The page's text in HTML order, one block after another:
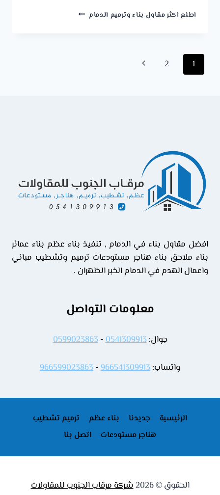
اطلع اكثر مقاول بناء وترميم الدمام تركيب
تنقل
1
2
الصفحة
افضل مقاول بناء في الدمام , تنفيذ بناء عظم بناء عمائر
بناء ملاحق بناء هناجر مستودعات ترميم وتشطيب مباني
واعمال الهدم في الدمام الخبر الظهران .
معلومات التواصل
جوال:0541309913
-
0599023863
واتساب:966541309913
-
966599023863
الرئيسية جديدنا بناء عظم
ترميم تشطيب
هناجر مستودعات
اتصل بنا
الحقوق © 2026 شركة مرقاب الجنوب للمقاولات